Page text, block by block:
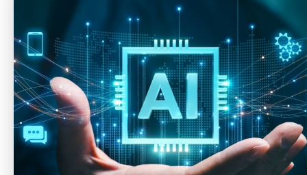
服務單位及聯絡